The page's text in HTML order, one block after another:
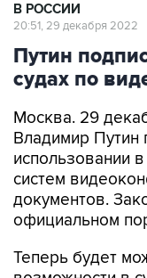
В РОССИИ
20:51, 29 декабря 2022
Путин
судах по
Москва. 29
Владимир Путин
использовании
систем
документов.
официальном
Теперь будет